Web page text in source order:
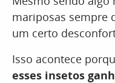
mariposas sempre
um certo
Isso acontece
esses insetos